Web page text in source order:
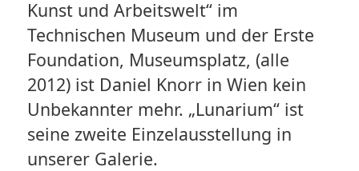
Kunst und Arbeitswelt“ im
Technischen Museum und der Erste
Foundation, Museumsplatz, (alle
2012) ist Daniel Knorr in Wien kein
Unbekannter mehr. „Lunarium“ ist
seine zweite Einzelausstellung in
unserer Galerie.